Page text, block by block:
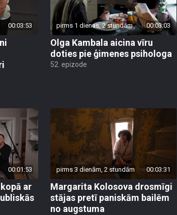
00:03:53 pirms 1 dienas, 2 stundām 00:03:03
Olga Kambala aicina vīru
doties pie ģimenes psihologa
52. epizode
00:01:53
ar
pirms 3 dienām, 2 stundām 00:03:31
Margarita Kolosova drosmīgi
stājas pretī paniskām bailēm
no augstuma